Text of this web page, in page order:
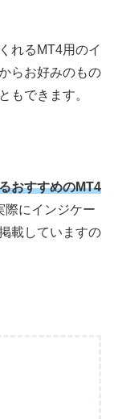
れるMT4用のイ
らお好みのもの
もできます。
おすすめのMT4
際にインジケー
載していますの